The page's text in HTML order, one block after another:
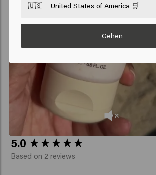
5.0
Based on 2 reviews
New content loaded
🇺🇸 United States of America 🛒
Gehen